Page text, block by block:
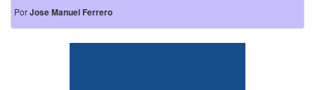
PorJose Manuel Ferrero